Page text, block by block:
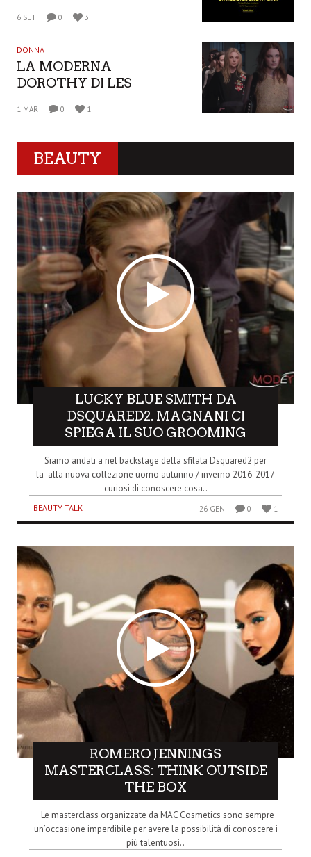
6 SET 0 3
DONNA
LA MODERNA
DOROTHY DI LES
L’AUTUNNO/INVERNO
1 MAR 0 1
BEAUTY
LUCKY BLUE SMITH DA
DSQUARED2. MAGNANI CI
SPIEGA IL SUO GROOMING
Siamo andati a nel backstage della sfilata Dsquared2 per
la alla nuova collezione uomo autunno / inverno 2016-2017
curiosi di conoscere cosa..
BEAUTY TALK 26 GEN 0 1
ROMERO JENNINGS
MASTERCLASS: THINK OUTSIDE
THE BOX
Le masterclass organizzate da MAC Cosmetics sono sempre
un’occasione imperdibile per avere la possibilità di conoscere i
più talentuosi..